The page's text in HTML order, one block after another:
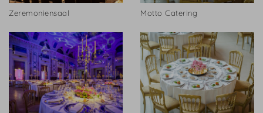
Zeremoniensaal Motto Catering